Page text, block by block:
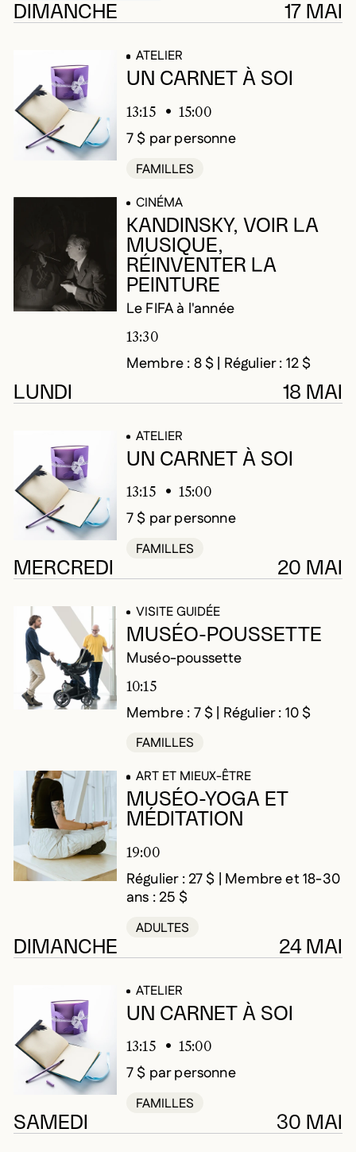
224 résultats
DIMANCHE 17 MAI
ATELIER
UN CARNET À SOI
13:15 15:00
7 $ par personne
FAMILLES
CINÉMA
KANDINSKY, VOIR LA
MUSIQUE,
RÉINVENTER LA
PEINTURE
Le FIFA à l'année
13:30
Membre : 8 $ | Régulier : 12 $
LUNDI 18 MAI
ATELIER
UN CARNET À SOI
13:15 15:00
7 $ par personne
FAMILLES
MERCREDI 20 MAI
VISITE GUIDÉE
MUSÉO-POUSSETTE
Muséo-poussette
10:15
Membre : 7 $ | Régulier : 10 $
FAMILLES
ART ET MIEUX-ÊTRE
MUSÉO-YOGA ET
MÉDITATION
19:00
Régulier : 27 $ | Membre et 18-30
ans : 25 $
ADULTES
DIMANCHE 24 MAI
ATELIER
UN CARNET À SOI
13:15 15:00
7 $ par personne
FAMILLES
SAMEDI 30 MAI